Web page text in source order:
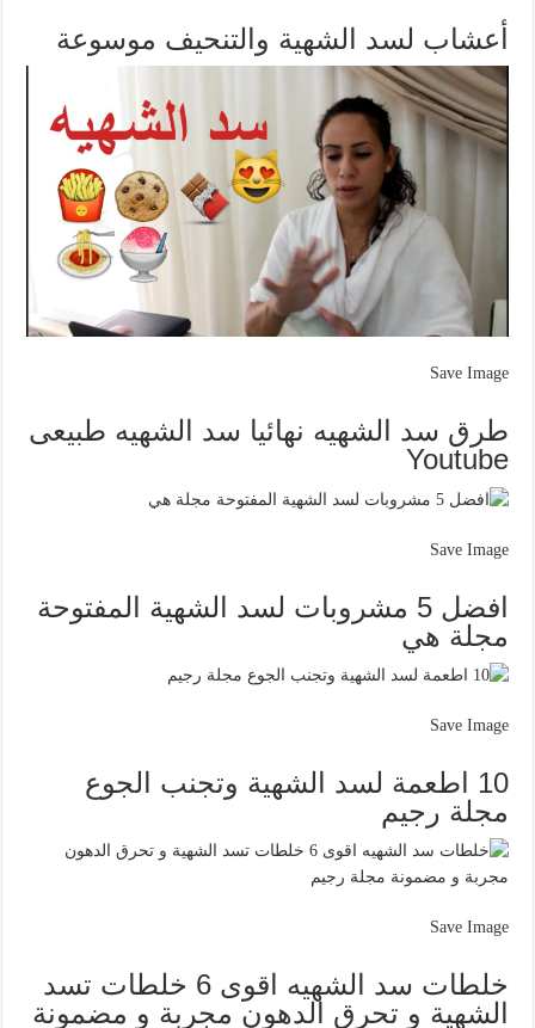
أعشاب لسد الشهية والتنحيف موسوعة
Save Image
طرق سد الشهيه نهائيا سد الشهيه طبيعى
Youtube
Save Image
افضل 5 مشروبات لسد الشهية المفتوحة
مجلة هي
Save Image
10 اطعمة لسد الشهية وتجنب الجوع
مجلة رجيم
Save Image
خلطات سد الشهيه اقوى 6 خلطات تسد
الشهية و تحرق الدهون مجربة و مضمونة